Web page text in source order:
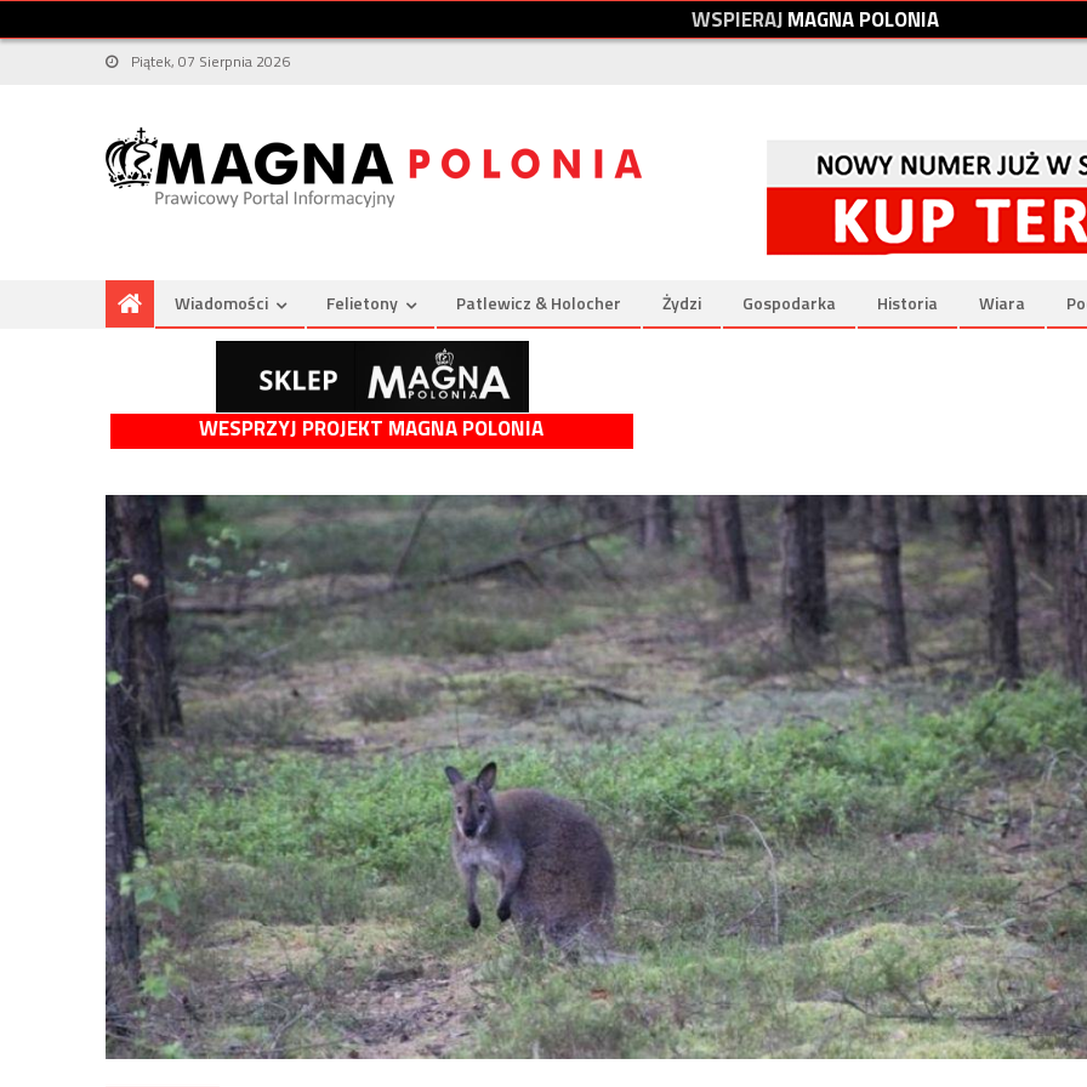
WSPIERAJMAGNAPOLONIA
Piątek, 07 Sierpnia 2026
Wiadomości Felietony Patlewicz & Holocher Żydzi Gospodarka Historia Wiara
WESPRZYJ PROJEKT MAGNA POLONIA